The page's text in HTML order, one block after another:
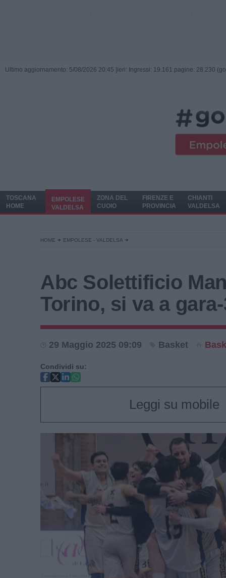
Ultimo aggiornamento: 5/08/2026 20:45 | ieri: Ingressi: 19.161 pagine: 28.230
TOSCANA
HOME
EMPOLESE
VALDELSA
ZONA DEL
CUOIO
FIRENZE E
PROVINCIA
CHIANTI
VALDELSA
HOME EMPOLESE - VALDELSA
Abc Solettificio
Torino, si va a
29 Maggio 2025 09:09 Basket
Condividi su:
Leggi su mobile